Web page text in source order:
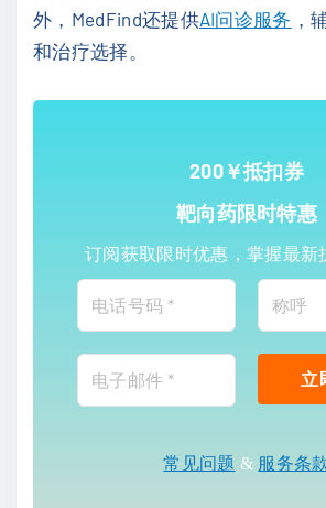
外，MedFind还提供AI问诊服务 ，
和治疗选择。
200￥抵扣券
靶向药限时特惠
订阅获取限时优惠，掌握最新
常见问题 & 服务条